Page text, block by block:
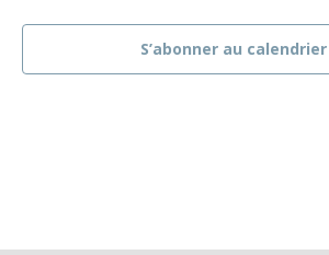
S’abonner au calendrier